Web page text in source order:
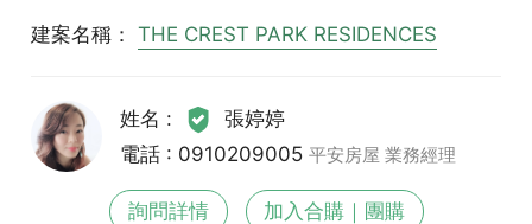
建案名稱：THE CREST PARK RESIDENCES
姓名 :
張婷婷
電話 : 0910209005平安房屋 業務經理
詢問詳情 加入合購｜團購